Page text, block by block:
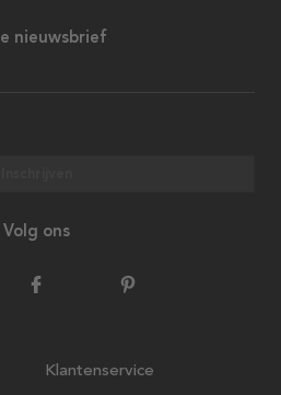
nieuwsbrief
Volg ons
Klantenservice